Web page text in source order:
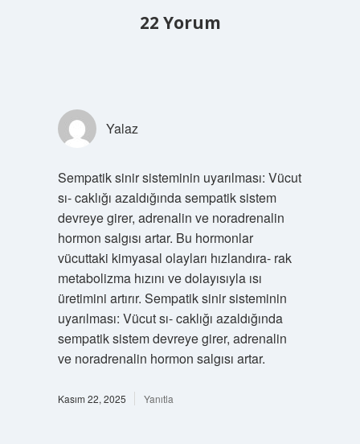
22 Yorum
Yalaz
Sempatik sinir sisteminin uyarılması: Vücut
sı- caklığı azaldığında sempatik sistem
devreye girer, adrenalin ve noradrenalin
hormon salgısı artar. Bu hormonlar
vücuttaki kimyasal olayları hızlandıra- rak
metabolizma hızını ve dolayısıyla ısı
üretimini artırır. Sempatik sinir sisteminin
uyarılması: Vücut sı- caklığı azaldığında
sempatik sistem devreye girer, adrenalin
ve noradrenalin hormon salgısı artar.
Kasım 22, 2025 Yanıtla